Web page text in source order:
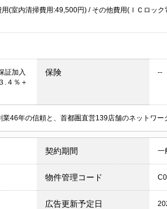
(室内清掃費用:49,500円) / その他費用(ＩＣロッ
証加入
.４％＋
保険 --
46年の信頼と、首都圏直営139店舗のネットワー
契約期間 一
物件管理コード
広告更新予定日